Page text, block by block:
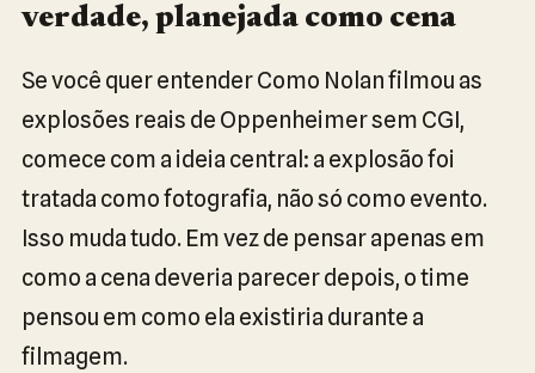
verdade, planejada como cena
Se você quer entender Como Nolan filmou as
explosões reais de Oppenheimer sem CGI,
comece com a ideia central: a explosão foi
tratada como fotografia, não só como evento.
Isso muda tudo. Em vez de pensar apenas em
como a cena deveria parecer depois, o time
pensou em como ela existiria durante a
filmagem.